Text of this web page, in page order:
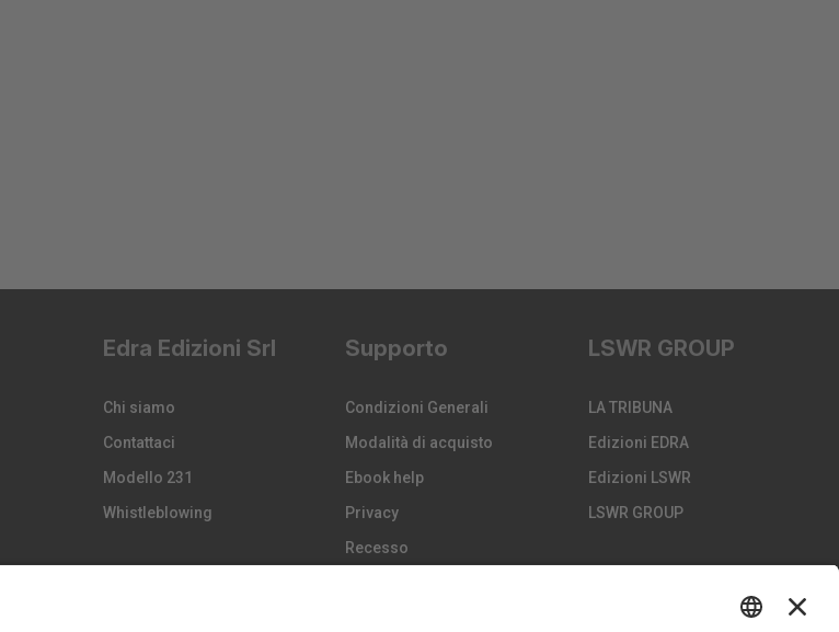
Edra Edizioni Srl
Chi siamo
Contattaci
Modello 231
Whistleblowing
Supporto
Condizioni Generali
Modalità di acquisto
Ebook help
Privacy
Recesso
LSWR GROUP
LA TRIBUNA
Edizioni EDRA
Edizioni LSWR
LSWR GROUP